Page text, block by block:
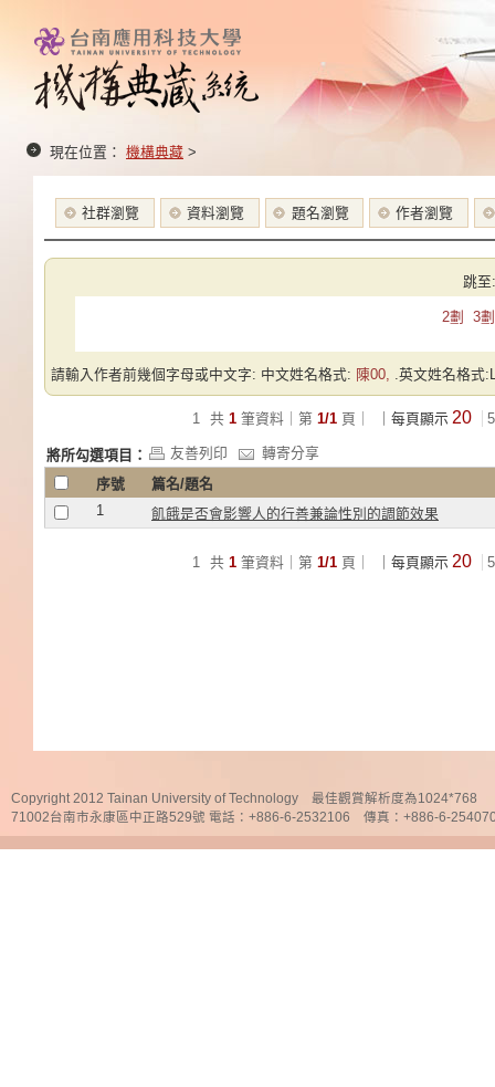
現在位置： 機構典藏 >
社群瀏覽 資料瀏覽 題名瀏覽 作者瀏覽
跳至:
2劃 3劃
請輸入作者前幾個字母或中文字: 中文姓名格式: 陳00, .英文姓名格式
1 共 1 筆資料｜第 1/1 頁｜ ｜每頁顯示 20
將所勾選項目： 友善列印
轉寄分享
序號
篇名/題名
1
飢餓是否會影響人的行善兼論性別的調節效果
1 共 1 筆資料｜第 1/1 頁｜ ｜每頁顯示 20
Copyright 2012 Tainan University of Technology 最佳觀賞解析度為1024*768
71002台南市永康區中正路529號 電話：+886-6-2532106 傳真：+886-6-